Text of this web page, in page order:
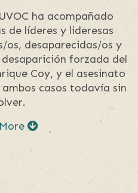
ha acompañado
de líderes y lideresas
os, desaparecidas/os y
forzada del
Coy, y el asesinato
casos todavía sin